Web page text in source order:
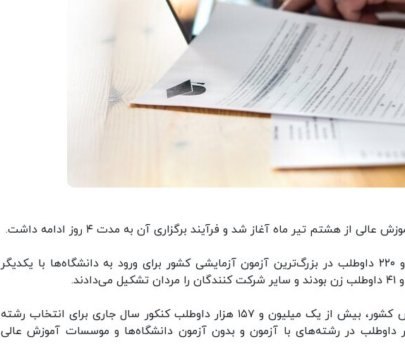
از هشتم تیر ماه آغاز شد و فرآیند برگزاری آن به مدت ۴ روز ادامه داشت.
در این مدت یک میلیون و ۴۸۹ هزار و ۲۲۰ داوطلب در بزرگ‌ترین آزمون آزمایشی کشور برای ورود به دانشگاه‌ها با یکدیگر
بر اساس اعلام سازمان سنجش آموزش کشور، بیش از یک میلیون و ۱۵۷ هزار داوطلب کنکور سال جاری برای انتخاب رشته
که از این تعداد ۵۳۰ هزار داوطلب در رشته‌های با آزمون و بدون آزمون دانشگاه‌ها و موسسات آموزش عالی